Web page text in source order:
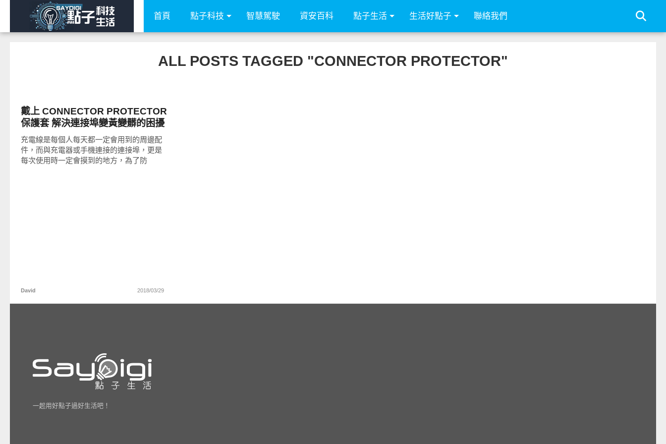
首頁 點子科技 智慧駕駛 資安百科 點子生活 生活好點子 聯絡我們
ALL POSTS TAGGED "CONNECTOR PROTECTOR"
戴上 CONNECTOR PROTECTOR
保護套 解決連接埠變黃變髒的困擾
充電線是每個人每天都一定會用到的周邊配
件，而與充電器或手機連接的連接埠，更是
每次使用時一定會摸到的地方，為了防
David 2018/03/29
一起用好點子過好生活吧！